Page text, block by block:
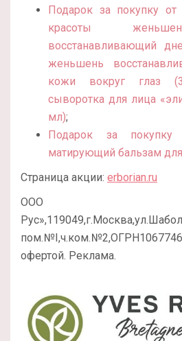
Подарок за покупку
красоты
восстанавливающий
женьшень
кожи вокруг глаз
сыворотка для лица
мл);
Подарок за
матирующий бальзам для
Страница акции: erborian.ru
ООО
офертой. Реклама.